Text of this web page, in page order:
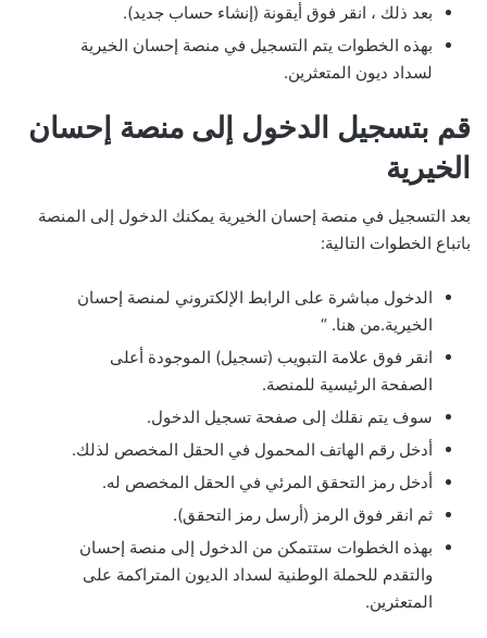
بعد ذلك ، انقر فوق أيقونة (إنشاء حساب جديد).
بهذه الخطوات يتم التسجيل في منصة إحسان الخيرية
لسداد ديون المتعثرين.
قم بتسجيل الدخول إلى منصة إحسان
الخيرية
بعد التسجيل في منصة إحسان الخيرية يمكنك الدخول إلى المنصة
باتباع الخطوات التالية:
الدخول مباشرة على الرابط الإلكتروني لمنصة إحسان
الخيرية.من هنا. “
انقر فوق علامة التبويب (تسجيل) الموجودة أعلى
الصفحة الرئيسية للمنصة.
سوف يتم نقلك إلى صفحة تسجيل الدخول.
أدخل رقم الهاتف المحمول في الحقل المخصص لذلك.
أدخل رمز التحقق المرئي في الحقل المخصص له.
ثم انقر فوق الرمز (أرسل رمز التحقق).
بهذه الخطوات ستتمكن من الدخول إلى منصة إحسان
والتقدم للحملة الوطنية لسداد الديون المتراكمة على
المتعثرين.